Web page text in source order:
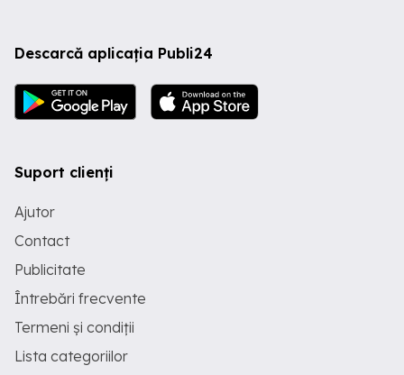
Descarcă aplicația Publi24
Suport clienți
Ajutor
Contact
Publicitate
Întrebări frecvente
Termeni și condiții
Lista categoriilor